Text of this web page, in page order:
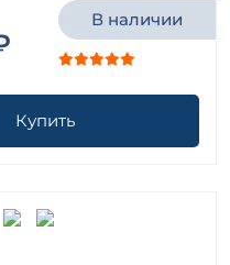
В наличии
Купить